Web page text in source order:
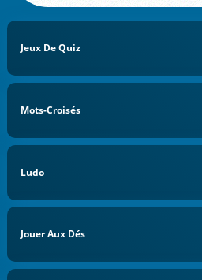
Jeux De Quiz
Mots-Croisés
Ludo
Jouer Aux Dés